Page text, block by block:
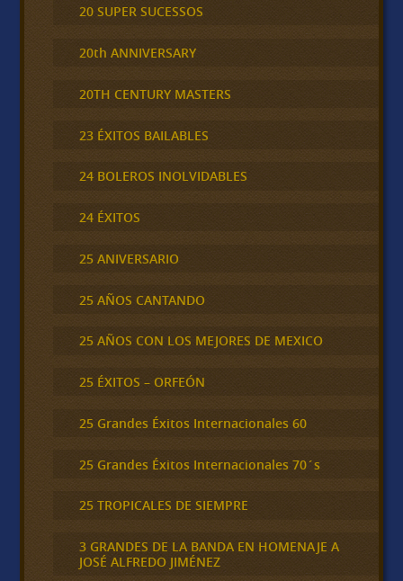
20 SUPER SUCESSOS
20th ANNIVERSARY
20TH CENTURY MASTERS
23 ÉXITOS BAILABLES
24 BOLEROS INOLVIDABLES
24 ÉXITOS
25 ANIVERSARIO
25 AÑOS CANTANDO
25 AÑOS CON LOS MEJORES DE MEXICO
25 ÉXITOS – ORFEÓN
25 Grandes Éxitos Internacionales 60
25 Grandes Éxitos Internacionales 70´s
25 TROPICALES DE SIEMPRE
3 GRANDES DE LA BANDA EN HOMENAJE A
JOSÉ ALFREDO JIMÉNEZ